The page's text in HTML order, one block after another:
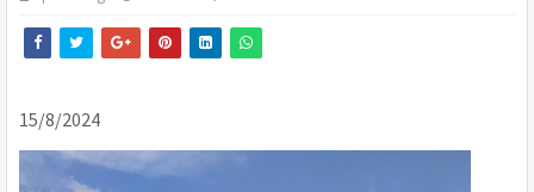
15/8/2024